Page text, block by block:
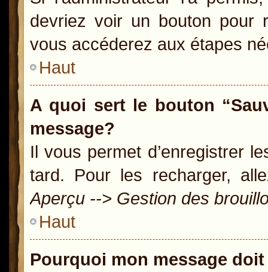
devriez voir un bouton pour
vous accéderez aux étapes
Haut
A quoi sert le bouton
message?
Il vous permet d’enregistrer
tard. Pour les recharger,
Aperçu --> Gestion des
Haut
Pourquoi mon message